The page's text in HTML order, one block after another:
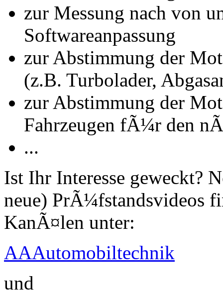
zur Messung nach von
Softwareanpassung
zur Abstimmung der
(z.B. Turbolader,
zur Abstimmung der
Fahrzeugen fÃ¼r den
...
Ist Ihr Interesse geweckt?
neue) PrÃ¼fstandsvideos
KanÃ¤len unter:
AAAutomobiltechnik
und